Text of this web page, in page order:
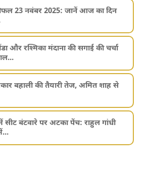
23 नवंबर 2025: जानें आज का दिन
और रश्मिका मंदाना की सगाई की चर्चा
बहाली की तैयारी तेज, अमित शाह से
बंटवारे पर अटका पेंच: राहुल गांधी